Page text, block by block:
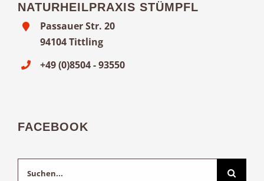
NATURHEILPRAXIS STÜMPFL
Passauer Str. 20
94104 Tittling
+49 (0)8504 - 93550
FACEBOOK